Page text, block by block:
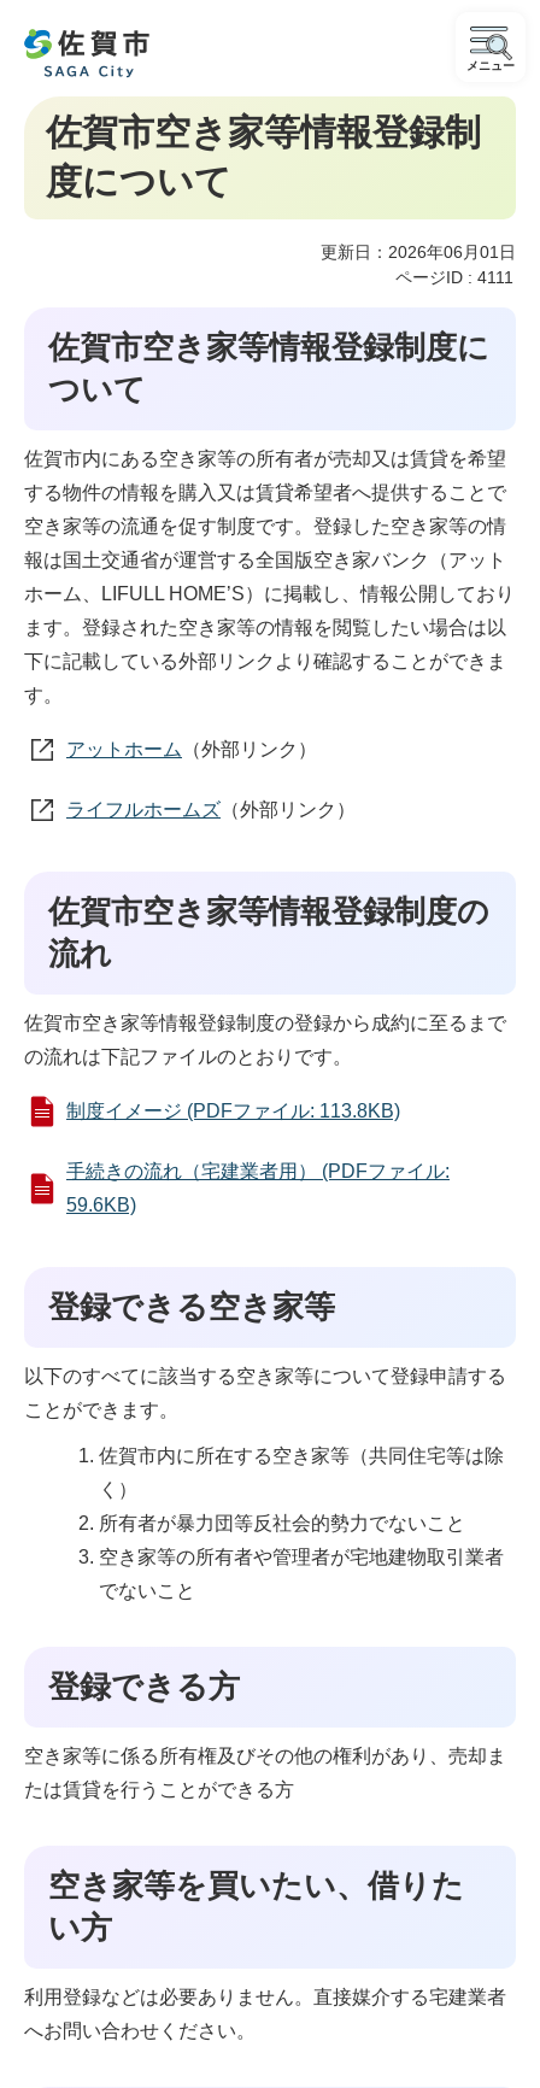
メニュー
佐賀市空き家等情報登録制
度について
更新日：2026年06月01日
ページID : 4111
佐賀市空き家等情報登録制度に
ついて
佐賀市内にある空き家等の所有者が売却又は賃貸を希望
する物件の情報を購入又は賃貸希望者へ提供することで
空き家等の流通を促す制度です。登録した空き家等の情
報は国土交通省が運営する全国版空き家バンク（アット
ホーム、LIFULL HOME’S）に掲載し、情報公開しており
ます。登録された空き家等の情報を閲覧したい場合は以
下に記載している外部リンクより確認することができま
す。
アットホーム （外部リンク）
ライフルホームズ （外部リンク）
佐賀市空き家等情報登録制度の
流れ
佐賀市空き家等情報登録制度の登録から成約に至るまで
の流れは下記ファイルのとおりです。
制度イメージ (PDFファイル: 113.8KB)
手続きの流れ（宅建業者用） (PDFファイル:
59.6KB)
登録できる空き家等
以下のすべてに該当する空き家等について登録申請する
ことができます。
佐賀市内に所在する空き家等（共同住宅等は除
く）
所有者が暴力団等反社会的勢力でないこと
空き家等の所有者や管理者が宅地建物取引業者
でないこと
登録できる方
空き家等に係る所有権及びその他の権利があり、売却ま
たは賃貸を⾏うことができる方
空き家等を買いたい、借りた
い方
利⽤登録などは必要ありません。直接媒介する宅建業者
へお問い合わせください。